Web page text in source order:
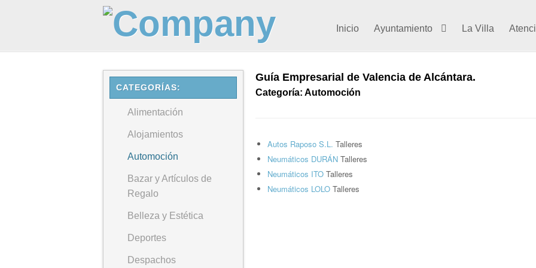
Inicio Ayuntamiento La Villa
CATEGORÍAS:
Alimentación
Alojamientos
Automoción
Bazar y Artículos de
Regalo
Belleza y Estética
Deportes
Despachos
Guía Empresarial de Valencia de Alcántara.
Categoría: Automoción
Autos Raposo S.L. Talleres
Neumáticos DURÁN Talleres
Neumáticos ITO Talleres
Neumáticos LOLO Talleres